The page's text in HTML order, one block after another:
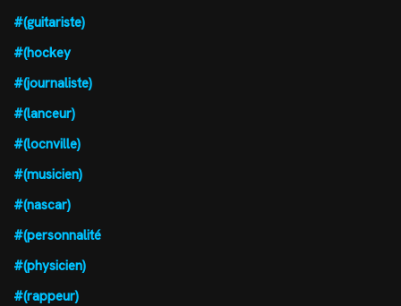
#(guitariste)
#(hockey
#(journaliste)
#(lanceur)
#(locnville)
#(musicien)
#(nascar)
#(personnalité
#(physicien)
#(rappeur)